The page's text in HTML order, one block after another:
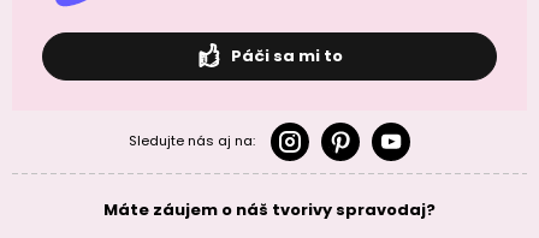
Páči sa mi to
Sledujte nás aj na:
Máte záujem o náš tvorivy spravodaj?